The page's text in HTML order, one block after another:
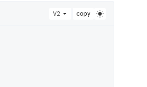
V2 copy